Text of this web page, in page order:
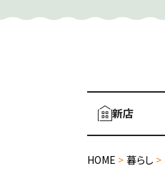
新店
HOME > 暮らし >